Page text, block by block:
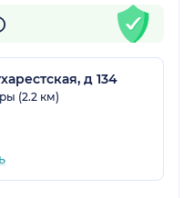
д 134
(2.2 км)